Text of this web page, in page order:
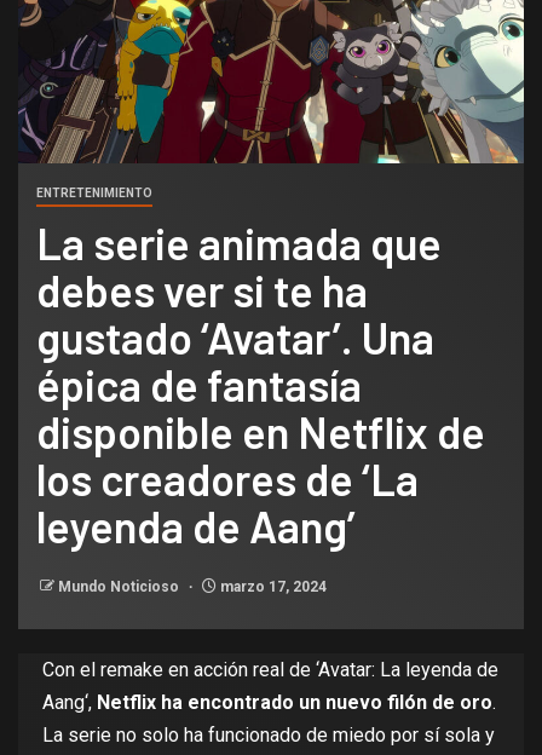
ENTRETENIMIENTO
La serie animada que
debes ver si te ha
gustado ‘Avatar’. Una
épica de fantasía
disponible en Netflix de
los creadores de ‘La
leyenda de Aang’
Mundo Noticioso marzo 17, 2024
Con el remake en acción real de ‘Avatar: La leyenda de
Aang‘, Netflix ha encontrado un nuevo filón de oro.
La serie no solo ha funcionado de miedo por sí sola y